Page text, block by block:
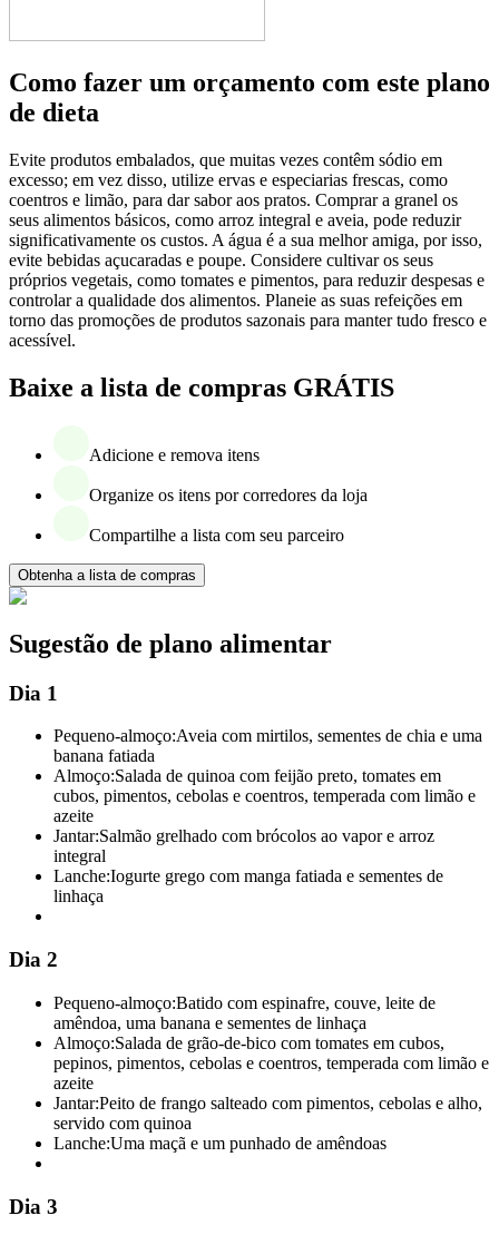
Como fazer um orçamento com este plano
de dieta
Evite produtos embalados, que muitas vezes contêm sódio em
excesso; em vez disso, utilize ervas e especiarias frescas, como
coentros e limão, para dar sabor aos pratos. Comprar a granel os
seus alimentos básicos, como arroz integral e aveia, pode reduzir
significativamente os custos. A água é a sua melhor amiga, por isso,
evite bebidas açucaradas e poupe. Considere cultivar os seus
próprios vegetais, como tomates e pimentos, para reduzir despesas e
controlar a qualidade dos alimentos. Planeie as suas refeições em
torno das promoções de produtos sazonais para manter tudo fresco e
acessível.
Baixe a lista de compras GRÁTIS
Adicione e remova itens
Organize os itens por corredores da loja
Compartilhe a lista com seu parceiro
Obtenha a lista de compras
Sugestão de plano alimentar
Dia 1
Pequeno-almoço:Aveia com mirtilos, sementes de chia e uma
banana fatiada
Almoço:Salada de quinoa com feijão preto, tomates em
cubos, pimentos, cebolas e coentros, temperada com limão e
azeite
Jantar:Salmão grelhado com brócolos ao vapor e arroz
integral
Lanche:Iogurte grego com manga fatiada e sementes de
linhaça
Dia 2
Pequeno-almoço:Batido com espinafre, couve, leite de
amêndoa, uma banana e sementes de linhaça
Almoço:Salada de grão-de-bico com tomates em cubos,
pepinos, pimentos, cebolas e coentros, temperada com limão e
azeite
Jantar:Peito de frango salteado com pimentos, cebolas e alho,
servido com quinoa
Lanche:Uma maçã e um punhado de amêndoas
Dia 3